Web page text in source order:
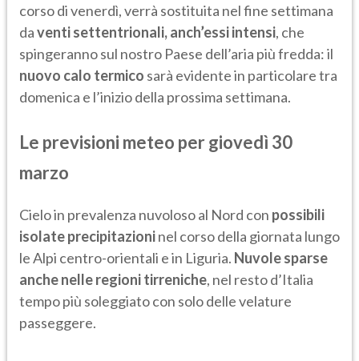
corso di venerdì, verrà sostituita nel fine settimana
daventi settentrionali, anch’essi intensi, che
spingeranno sul nostro Paese dell’aria più fredda: il
nuovo calo termico sarà evidente in particolare tra
domenica e l’inizio della prossima settimana.
Le previsioni meteo per giovedì 30
marzo
Cielo in prevalenza nuvoloso al Nord con possibili
isolate precipitazioninel corso della giornata lungo
le Alpi centro-orientali e in Liguria. Nuvole sparse
anche nelle regioni tirreniche, nel resto d’Italia
tempo più soleggiato con solo delle velature
passeggere.